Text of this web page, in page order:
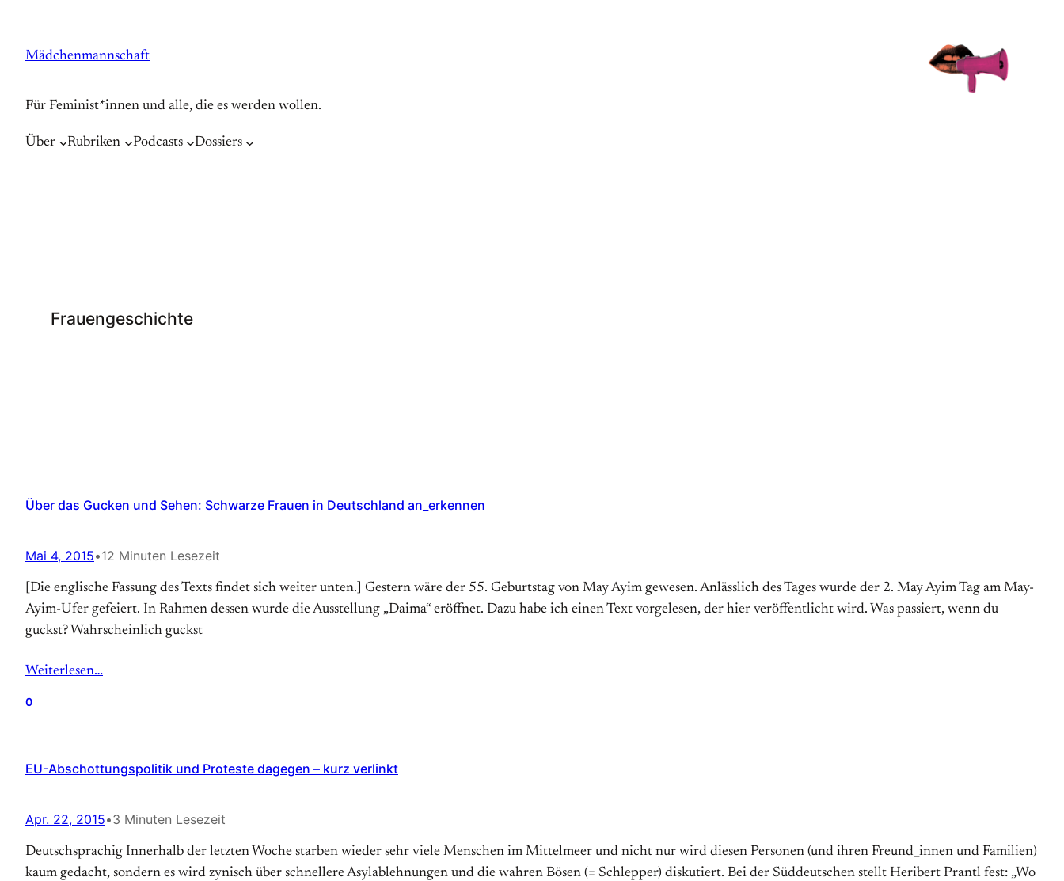
springen
Mädchenmannschaft
Für Feminist*innen und alle, die es werden wollen.
Über Rubriken Podcasts Dossiers
Frauengeschichte
Über das Gucken und Sehen: Schwarze Frauen in Deutschland an_erkennen
Mai 4, 2015•12 Minuten Lesezeit
[Die englische Fassung des Texts findet sich weiter unten.] Gestern wäre der 55. Geburtstag von May Ayim gewesen. Anlässlich des Tages wurde der 2. May Ayim Tag am May-
Ayim-Ufer gefeiert. In Rahmen dessen wurde die Ausstellung „Daima“ eröffnet. Dazu habe ich einen Text vorgelesen, der hier veröffentlicht wird. Was passiert, wenn du
guckst? Wahrscheinlich guckst
Weiterlesen…
0
EU-Abschottungspolitik und Proteste dagegen – kurz verlinkt
Apr. 22, 2015•3 Minuten Lesezeit
Deutschsprachig Innerhalb der letzten Woche starben wieder sehr viele Menschen im Mittelmeer und nicht nur wird diesen Personen (und ihren Freund_innen und Familien)
kaum gedacht, sondern es wird zynisch über schnellere Asylablehnungen und die wahren Bösen (= Schlepper) diskutiert. Bei der Süddeutschen stellt Heribert Prantl fest: „Wo